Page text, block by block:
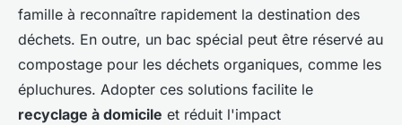
famille à reconnaître rapidement la destination des
déchets. En outre, un bac spécial peut être réservé au
compostage pour les déchets organiques, comme les
épluchures. Adopter ces solutions facilite le
recyclage à domicile et réduit l'impact